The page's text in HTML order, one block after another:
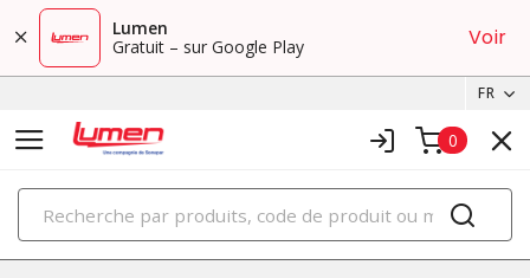
Lumen
Gratuit – sur Google Play
Voir
FR
0
PRODUITS
cabinets